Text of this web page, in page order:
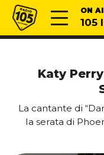
Vai al contenuto
Radio 105 ON
105
Katy
La cantante di
la serata di